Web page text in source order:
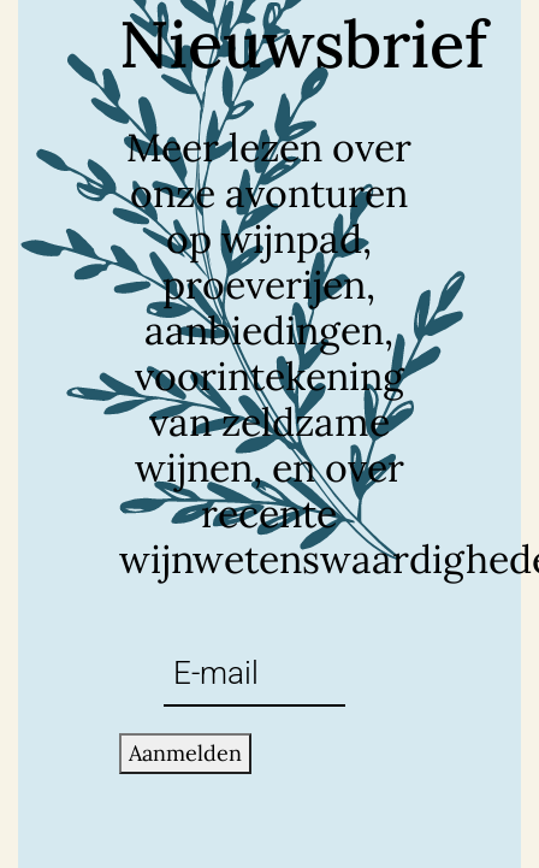
Nieuwsbrief
Meer lezen over
onze avonturen
op wijnpad,
proeverijen,
aanbiedingen,
voorintekening
van zeldzame
wijnen, en over
recente
mailadres
Aanmelden